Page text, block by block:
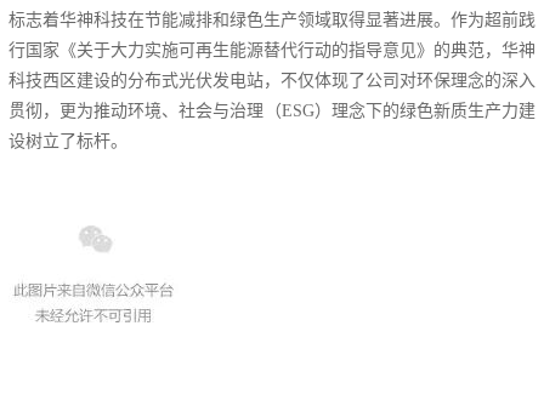
标志着华神科技在节能减排和绿色生产领域取得显著进展。作为超前践
行国家《关于大力实施可再生能源替代行动的指导意见》的典范，华神
科技西区建设的分布式光伏发电站，不仅体现了公司对环保理念的深入
贯彻，更为推动环境、社会与治理（ESG）理念下的绿色新质生产力建
设树立了标杆。